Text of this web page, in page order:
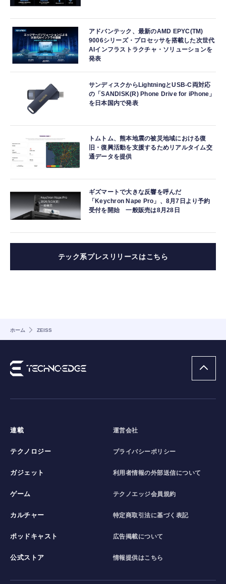
アドバンテック、最新のAMD EPYC(TM)
9006シリーズ・プロセッサを搭載した次世代
AIインフラストラクチャ・ソリューションを
発表
サンディスクからLightningとUSB-C両対応
の「SANDISK(R) Phone Drive for iPhone」
を日本国内で発表
トムトム、熊本地震の被災地域における復
旧・復興活動を支援するためリアルタイム交
通データを提供
ギズマートで大きな反響を呼んだ
「Keychron Nape Pro」、8月7日より予約
受付を開始 一般販売は8月28日
テック系プレスリリースはこちら
ホーム ZEISS
連載
テクノロジー
ガジェット
ゲーム
カルチャー
ポッドキャスト
公式ストア
運営会社
プライバシーポリシー
利用者情報の外部送信について
テクノエッジ会員規約
特定商取引法に基づく表記
広告掲載について
情報提供はこちら